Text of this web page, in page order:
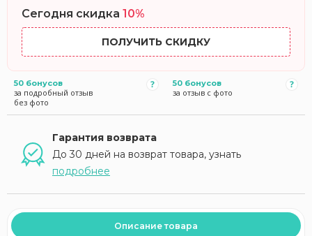
Сегодня скидка 10%
ПОЛУЧИТЬ СКИДКУ
50 бонусов
за подробный отзыв
без фото
50 бонусов
за отзыв с фото
Гарантия возврата
До 30 дней на возврат товара, узнать
подробнее
Описание товара